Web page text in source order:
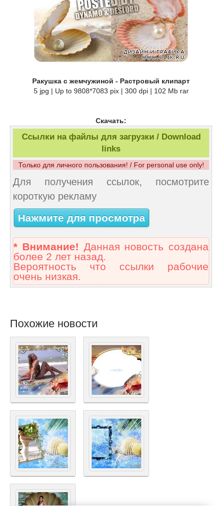
Ракушка с жемчужиной - Растровый клипарт
5 jpg | Up to 9808*7083 pix | 300 dpi | 102 Mb rar
Скачать:
Ссылки на файлы для загрузки / Download
links
Только для личного пользования! / For personal use only!
Для получения ссылок, посмотрите
короткую рекламу
Нажмите для просмотра
* Внимание! Данная новость создана
более 2 лет назад.
Вероятность что ссылки рабочие
очень низкая.
Похожие новости